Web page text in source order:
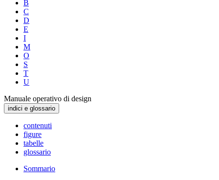
B
C
D
E
I
M
O
S
T
U
Manuale operativo di design
indici e glossario
contenuti
figure
tabelle
glossario
Sommario